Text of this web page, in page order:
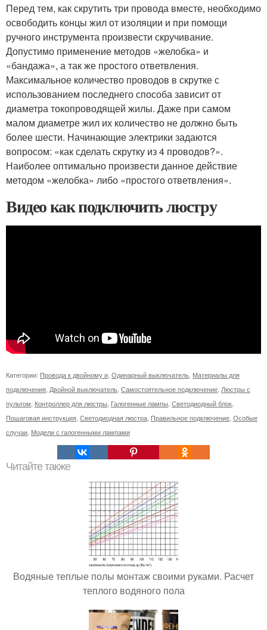
Перед тем, как скрутить три провода вместе, необходимо
освободить концы жил от изоляции и при помощи
ручного инструмента произвести скручивание.
Допустимо применение методов «желобка» и
«бандажа», а так же простого ответвления.
Максимальное количество проводов в скрутке с
использованием последнего способа зависит от
диаметра токопроводящей жилы. Даже при самом
малом диаметре жил их количество не должно быть
более шести. Начинающие электрики задаются
вопросом: «как сделать скрутку из 4 проводов?».
Наиболее оптимально произвести данное действие
методом «желобка» либо «простого ответвления».
Видео как подключить люстру
Категории: Провода к двойному и Одинарный выключатель Материалы для
подключения Двойной выключатель Самостоятельное подключение Люстры с
пультом Контроллер для люстры Галогенные лампы Светодиодный блок
Пошаговая инструкция Светодиодная люстра Правильное подключение Особые
случаи Модели с галогенными лампами
Читайте также
Водяные теплые полы монтаж своими руками. Расчет
теплого водяного пола